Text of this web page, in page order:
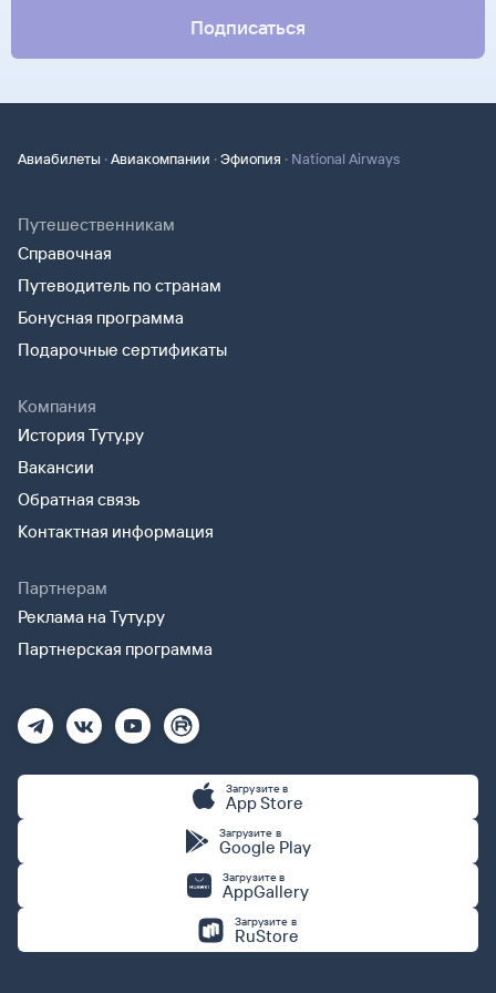
Подписаться
Авиабилеты ·Авиакомпании ·Эфиопия · National Airways
Путешественникам
Справочная
Путеводитель по странам
Бонусная программа
Подарочные сертификаты
Компания
История Туту.ру
Вакансии
Обратная связь
Контактная информация
Партнерам
Реклама на Туту.ру
Партнерская программа
Загрузите в
App Store
Загрузите в
Google Play
Загрузите в
AppGallery
Загрузите в
RuStore